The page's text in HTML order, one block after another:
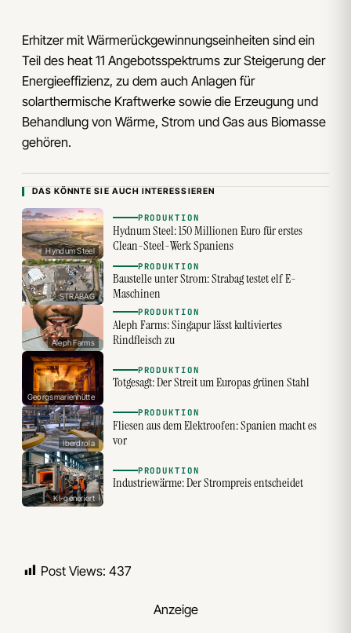
Erhitzer mit Wärmerückgewinnungseinheiten sind ein
Teil des heat 11 Angebotsspektrums zur Steigerung der
Energieeffizienz, zu dem auch Anlagen für
solarthermische Kraftwerke sowie die Erzeugung und
Behandlung von Wärme, Strom und Gas aus Biomasse
gehören.
DAS KÖNNTE SIE AUCH INTERESSIEREN
Hyndum Steel
PRODUKTION
Hydnum Steel: 150 Millionen Euro für erstes
Clean-Steel-Werk Spaniens
STRABAG
PRODUKTION
Baustelle unter Strom: Strabag testet elf E-
Maschinen
Aleph Farms
PRODUKTION
Aleph Farms: Singapur lässt kultiviertes
Rindfleisch zu
Georgsmarienhütte
PRODUKTION
Totgesagt: Der Streit um Europas grünen Stahl
Iberdrola
PRODUKTION
Fliesen aus dem Elektroofen: Spanien macht es
vor
KI-generiert
PRODUKTION
Industriewärme: Der Strompreis entscheidet
Post Views: 437
Anzeige